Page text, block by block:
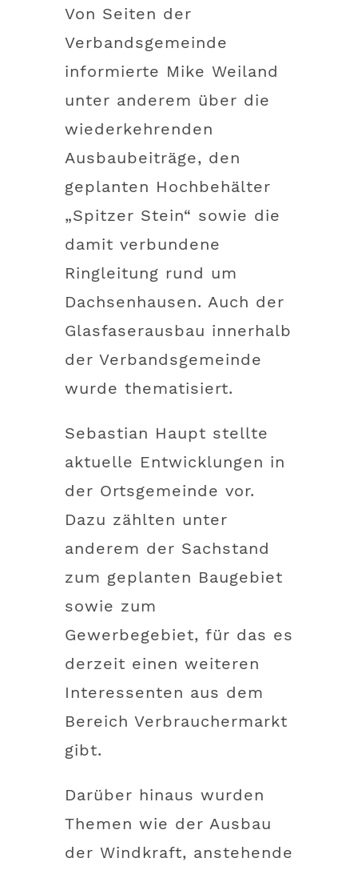
Von Seiten der
Verbandsgemeinde
informierte Mike Weiland
unter anderem über die
wiederkehrenden
Ausbaubeiträge, den
geplanten Hochbehälter
„Spitzer Stein“ sowie die
damit verbundene
Ringleitung rund um
Dachsenhausen. Auch der
Glasfaserausbau innerhalb
der Verbandsgemeinde
wurde thematisiert.
Sebastian Haupt stellte
aktuelle Entwicklungen in
der Ortsgemeinde vor.
Dazu zählten unter
anderem der Sachstand
zum geplanten Baugebiet
sowie zum
Gewerbegebiet, für das es
derzeit einen weiteren
Interessenten aus dem
Bereich Verbrauchermarkt
gibt.
Darüber hinaus wurden
Themen wie der Ausbau
der Windkraft, anstehende